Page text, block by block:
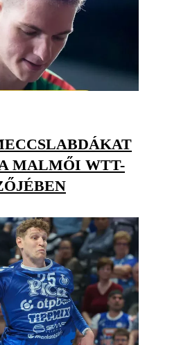
MALMŐI WTT-